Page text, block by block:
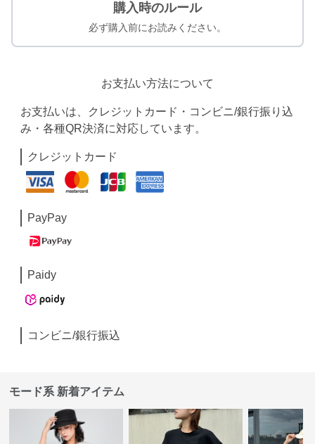
購入時のルール
必ず購入前にお読みください。
お支払い方法について
お支払いは、クレジットカード・コンビニ/銀行振り込
み・各種QR決済に対応しています。
クレジットカード
PayPay
Paidy
コンビニ/銀行振込
モード系 新着アイテム